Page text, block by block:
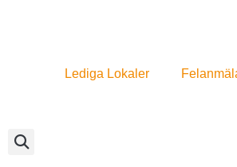
Lediga Lokaler